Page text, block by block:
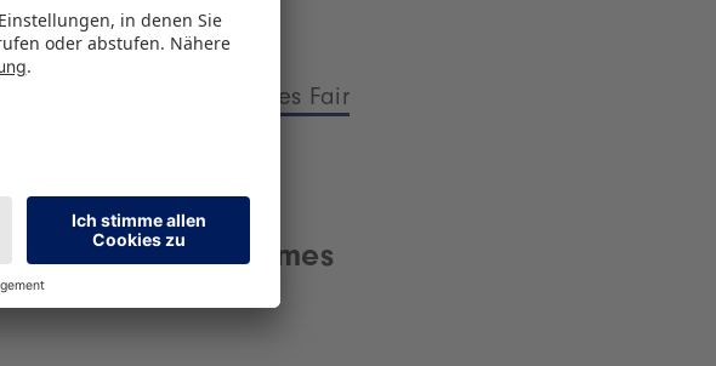
Hongkong
Hong Kong Toys & Games Fair
Kong Toys & Games